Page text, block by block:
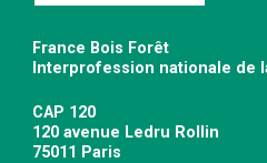
France Bois Forêt
Interprofession nationale de
CAP 120
120 avenue Ledru Rollin
75011 Paris